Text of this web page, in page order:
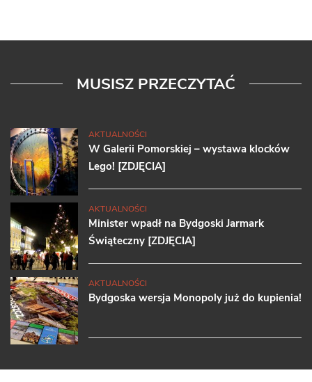
MUSISZ PRZECZYTAĆ
AKTUALNOŚCI
W Galerii Pomorskiej – wystawa klocków
Lego! [ZDJĘCIA]
AKTUALNOŚCI
Minister wpadł na Bydgoski Jarmark
Świąteczny [ZDJĘCIA]
AKTUALNOŚCI
Bydgoska wersja Monopoly już do kupienia!